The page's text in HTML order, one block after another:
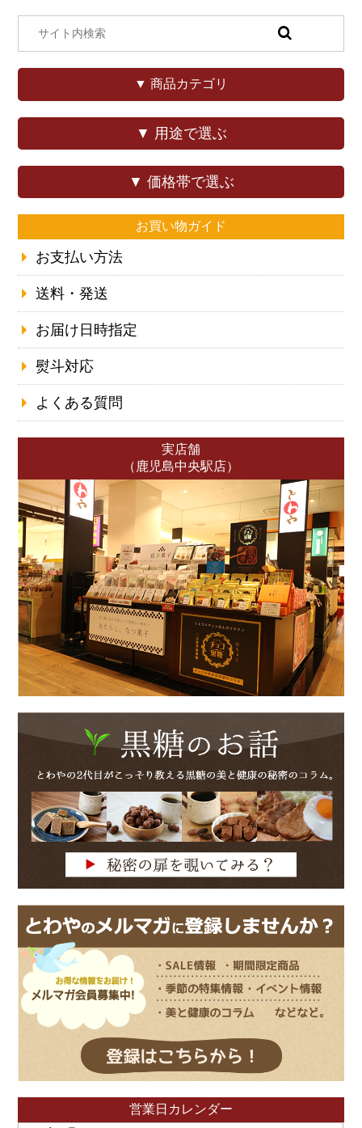
▼ 商品カテゴリ
▼ 用途で選ぶ
▼ 価格帯で選ぶ
お買い物ガイド
お支払い方法
送料・発送
お届け日時指定
熨斗対応
よくある質問
実店舗
（鹿児島中央駅店）
営業日カレンダー